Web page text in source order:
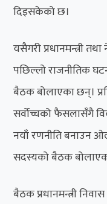
दिइसकेको छ।
यसैगरी प्रधानमन्त्री
पछिल्लो राजनीतिक
बैठक बोलाएका छन्‌।
सर्वोच्चको फैसलासँगै
नयाँ रणनीति बनाउन
सदस्यको बैठक
बैठक प्रधानमन्त्री